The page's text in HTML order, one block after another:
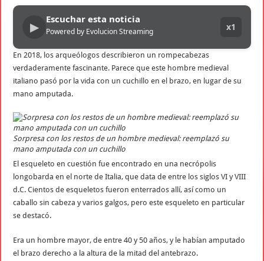
▶
Escuchar esta noticia
Powered by Evolucion Streaming x1
En 2018, los arqueólogos describieron un rompecabezas
verdaderamente fascinante. Parece que este hombre medieval
italiano pasó por la vida con un cuchillo en el brazo, en lugar de su
mano amputada.
Sorpresa con los restos de un hombre medieval: reemplazó su
mano amputada con un cuchillo
El esqueleto en cuestión fue encontrado en una necrópolis
longobarda en el norte de Italia, que data de entre los siglos VI y VIII
d.C. Cientos de esqueletos fueron enterrados allí, así como un
caballo sin cabeza y varios galgos, pero este esqueleto en particular
se destacó.
Era un hombre mayor, de entre 40 y 50 años, y le habían amputado
el brazo derecho a la altura de la mitad del antebrazo.